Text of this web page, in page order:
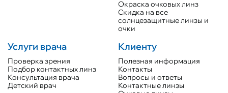
Окраска очковых линз
Скидка на все
солнцезащитные линзы и
очки
Услуги врача
Проверка зрения
Подбор контактных линз
Консультация врача
Детский врач
Клиенту
Полезная информация
Контакты
Вопросы и ответы
Контактные линзы